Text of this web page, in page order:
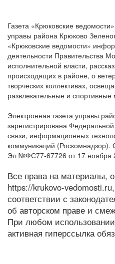
Газета «Крюковские
управы района Крюково
«Крюковские ведомости»
деятельности Правительства
исполнительной власти,
происходящих в районе, о
творческих коллективах,
развлекательные и
Электронная газета управы
зарегистрирована
связи, информационных
коммуникаций (Роскомнадзор).
Эл №ФС77-67726 от 17 ноября
Все права на материалы,
https://krukovo-
соответствии с
об авторском праве и
При любом
активная гиперссылка